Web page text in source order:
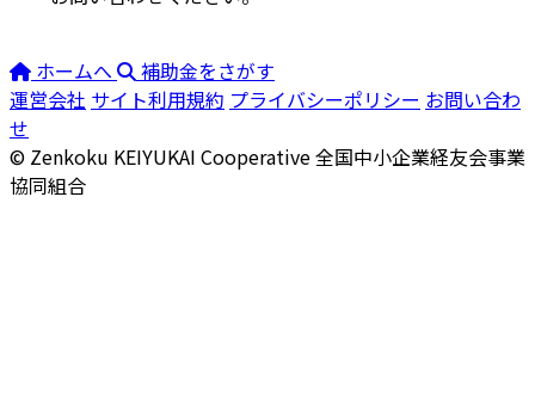
ホームへ
補助金をさがす
運営会社 サイト利用規約 プライバシーポリシー お問い合わ
せ
© Zenkoku KEIYUKAI Cooperative全国中小企業経友会事業
協同組合